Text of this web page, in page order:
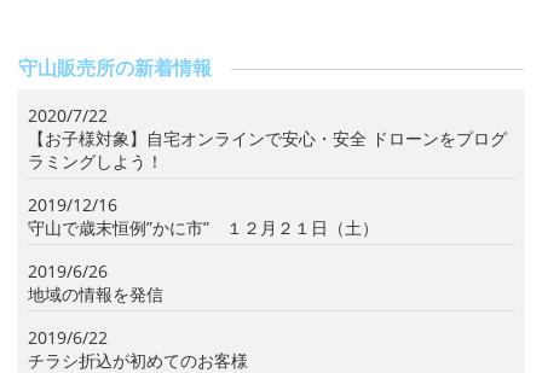
守山販売所の新着情報
2020/7/22
【お子様対象】自宅オンラインで安心・安全 ドローンをプログ
ラミングしよう！
2019/12/16
守山で歳末恒例”かに市” １２月２１日（土）
2019/6/26
地域の情報を発信
2019/6/22
チラシ折込が初めてのお客様